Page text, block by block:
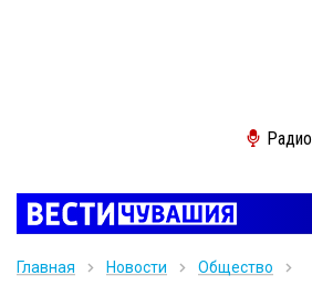
Радио
Главная Новости
Общество